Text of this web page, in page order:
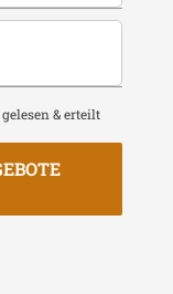
gelesen & erteilt